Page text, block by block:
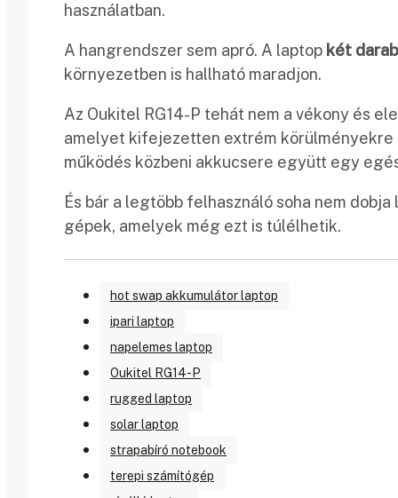
használatban.
A hangrendszer sem apró. A laptop két
környezetben is hallható maradjon.
Az Oukitel RG14-P tehát nem a vékony és
amelyet kifejezetten extrém körülményekre
működés közbeni akkucsere együtt egy
És bár a legtöbb felhasználó soha nem
gépek, amelyek még ezt is túlélhetik.
hot swap akkumulátor laptop
ipari laptop
napelemes laptop
Oukitel RG14-P
rugged laptop
solar laptop
strapabíró notebook
terepi számítógép